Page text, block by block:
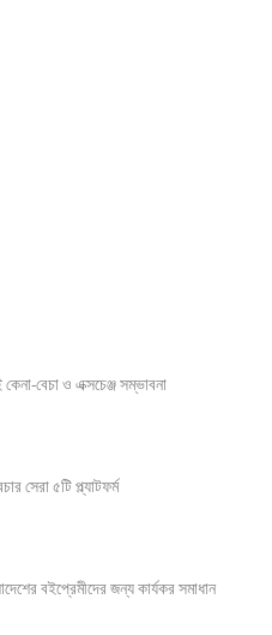
কেনা-বেচা ও এক্সচেঞ্জ সম্ভাবনা
সেরা ৫টি প্ল্যাটফর্ম
বইপ্রেমীদের জন্য কার্যকর সমাধান